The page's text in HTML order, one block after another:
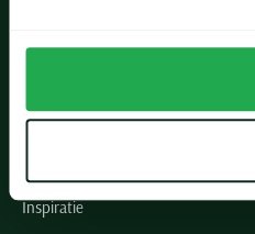
Paul & Shark specialist
Inspiratie